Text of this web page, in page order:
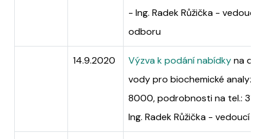
- Ing. Radek Růžička -
odboru
14.9.2020 Výzva k podání nabídkyna
vody pro biochemické
8000, podrobnosti na tel.:
Ing. Radek Růžička - vedoucí